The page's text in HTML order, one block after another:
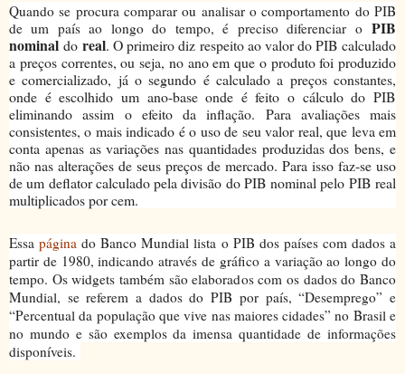
Quando se procura comparar ou analisar o comportamento do PIB
de um país ao longo do tempo, é preciso diferenciar o PIB
nominal do real. O primeiro diz respeito ao valor do PIB calculado
a preços correntes, ou seja, no ano em que o produto foi produzido
e comercializado, já o segundo é calculado a preços constantes,
onde é escolhido um ano-base onde é feito o cálculo do PIB
eliminando assim o efeito da inflação. Para avaliações mais
consistentes, o mais indicado é o uso de seu valor real, que leva em
conta apenas as variações nas quantidades produzidas dos bens, e
não nas alterações de seus preços de mercado. Para isso faz-se uso
de um deflator calculado pela divisão do PIB nominal pelo PIB real
multiplicados por cem.
Essapágina do Banco Mundial lista o PIB dos países com dados a
partir de 1980, indicando através de gráfico a variação ao longo do
tempo. Os widgets também são elaborados com os dados do Banco
Mundial, se referem a dados do PIB por país, “Desemprego” e
“Percentual da população que vive nas maiores cidades” no Brasil e
no mundo e são exemplos da imensa quantidade de informações
disponíveis.